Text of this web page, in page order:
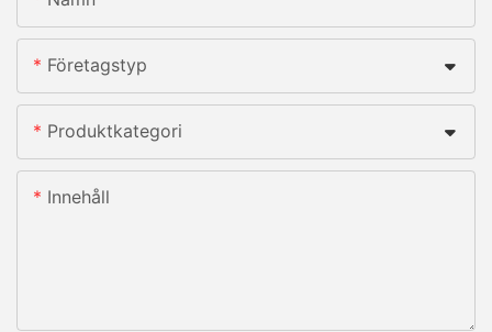
Företagstyp
Produktkategori
Innehåll